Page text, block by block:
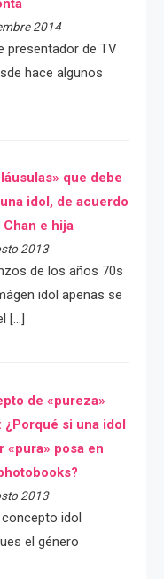
2014
presentador de TV
hace algunos
que debe
idol, de acuerdo
e hija
2013
de los años 70s
idol apenas se
[…]
de «pureza»
¿Porqué si una idol
«pura» posa en
2013
concepto idol
el género